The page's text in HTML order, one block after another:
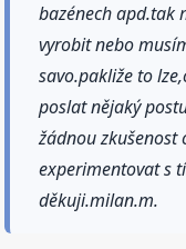
bazénech apd.tak
vyrobit nebo
savo.pakliže to
poslat nějaký
žádnou zkušenost
experimentovat s
děkuji.milan.m.